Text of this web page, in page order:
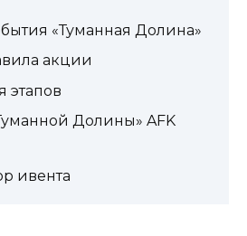
«Туманная Долина»
акции
этапов
Долины» AFK
ивента